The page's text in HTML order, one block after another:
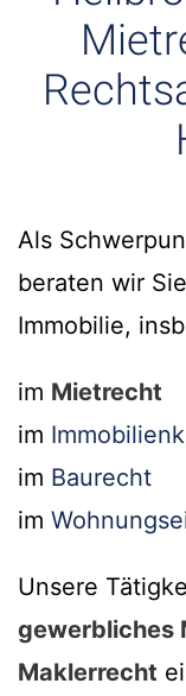
Als
beraten wir
Immobilie,
im Mietrecht
im
im Baurecht
im
Unsere
gewerbliches
Maklerrecht